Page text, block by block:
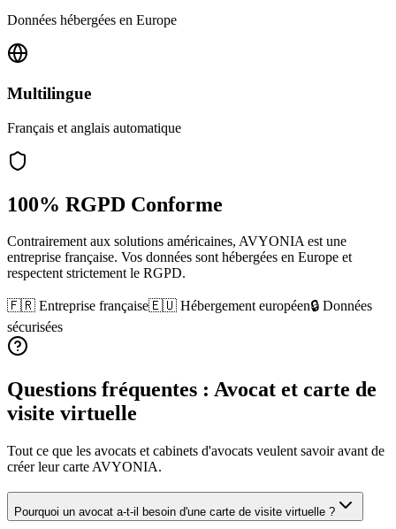
Données hébergées en Europe
Multilingue
Français et anglais automatique
100% RGPD Conforme
Contrairement aux solutions américaines, AVYONIA est une
entreprise française. Vos données sont hébergées en Europe et
respectent strictement le RGPD.
🇫🇷 Entreprise française🇪🇺 Hébergement européen🔒 Données
sécurisées
Questions fréquentes : Avocat et carte de
visite virtuelle
Tout ce que les avocats et cabinets d'avocats veulent savoir avant de
créer leur carte AVYONIA.
Pourquoi un avocat a-t-il besoin d'une carte de visite virtuelle ?